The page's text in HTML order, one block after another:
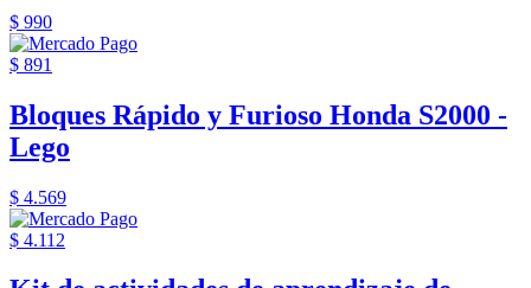
$ 990
$ 891
Bloques Rápido y Furioso Honda S2000 -
Lego
$ 4.569
$ 4.112